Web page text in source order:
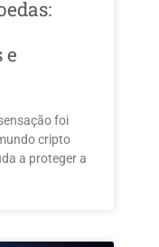
e
foi
cripto
a proteger a